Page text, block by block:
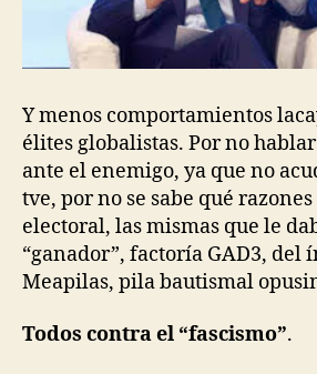
Y menos comportamientos
élites globalistas. Por no
ante el enemigo, ya que no
tve, por no se sabe qué
electoral, las mismas que le
“ganador”, factoría GAD3, del
Meapilas, pila bautismal
Todos contra el “fascismo”.